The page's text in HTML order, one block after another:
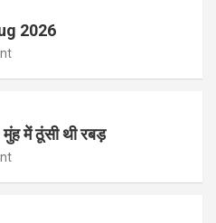
2026
मुंह में ठूंसी थी रबड़